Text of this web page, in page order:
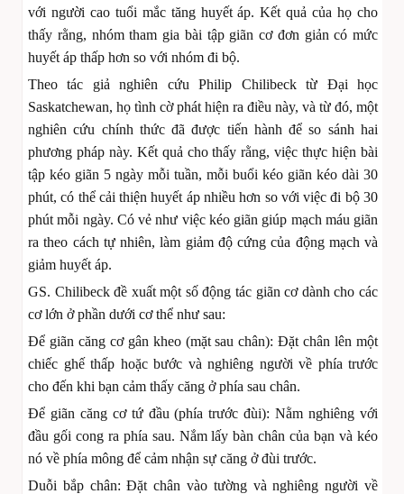
với người cao tuổi mắc tăng huyết áp. Kết quả của họ cho
thấy rằng, nhóm tham gia bài tập giãn cơ đơn giản có mức
huyết áp thấp hơn so với nhóm đi bộ.
Theo tác giả nghiên cứu Philip Chilibeck từ Đại học
Saskatchewan, họ tình cờ phát hiện ra điều này, và từ đó, một
nghiên cứu chính thức đã được tiến hành để so sánh hai
phương pháp này. Kết quả cho thấy rằng, việc thực hiện bài
tập kéo giãn 5 ngày mỗi tuần, mỗi buổi kéo giãn kéo dài 30
phút, có thể cải thiện huyết áp nhiều hơn so với việc đi bộ 30
phút mỗi ngày. Có vẻ như việc kéo giãn giúp mạch máu giãn
ra theo cách tự nhiên, làm giảm độ cứng của động mạch và
giảm huyết áp.
GS. Chilibeck đề xuất một số động tác giãn cơ dành cho các
cơ lớn ở phần dưới cơ thể như sau:
Để giãn căng cơ gân kheo (mặt sau chân): Đặt chân lên một
chiếc ghế thấp hoặc bước và nghiêng người về phía trước
cho đến khi bạn cảm thấy căng ở phía sau chân.
Để giãn căng cơ tứ đầu (phía trước đùi): Nằm nghiêng với
đầu gối cong ra phía sau. Nắm lấy bàn chân của bạn và kéo
nó về phía mông để cảm nhận sự căng ở đùi trước.
Duỗi bắp chân: Đặt chân vào tường và nghiêng người về